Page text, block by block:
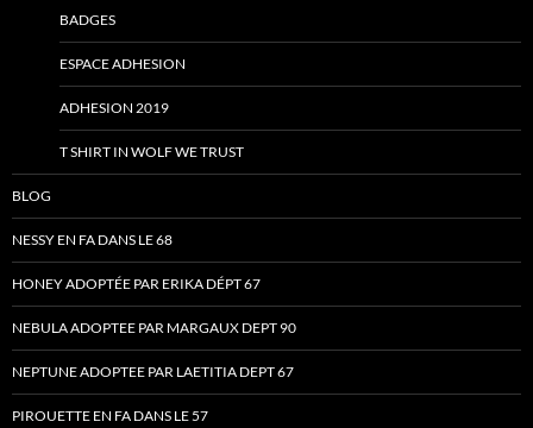
BADGES
ESPACE ADHESION
ADHESION 2019
T SHIRT IN WOLF WE TRUST
BLOG
NESSY EN FA DANS LE 68
HONEY ADOPTÉE PAR ERIKA DÉPT 67
NEBULA ADOPTEE PAR MARGAUX DEPT 90
NEPTUNE ADOPTEE PAR LAETITIA DEPT 67
PIROUETTE EN FA DANS LE 57